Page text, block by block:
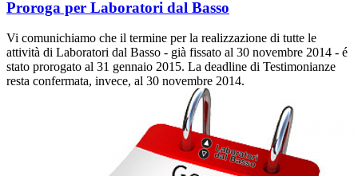
Proroga per Laboratori dal Basso
Vi comunichiamo che il termine per la realizzazione di tutte le
attività di Laboratori dal Basso - già fissato al 30 novembre 2014 - é
stato prorogato al 31 gennaio 2015. La deadline di Testimonianze
resta confermata, invece, al 30 novembre 2014.